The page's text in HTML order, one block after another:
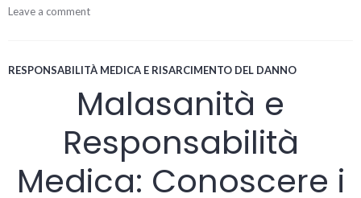
Leave a comment
RESPONSABILITÀ MEDICA E RISARCIMENTO DEL DANNO
Malasanità e
Responsabilità
Medica: Conoscere i